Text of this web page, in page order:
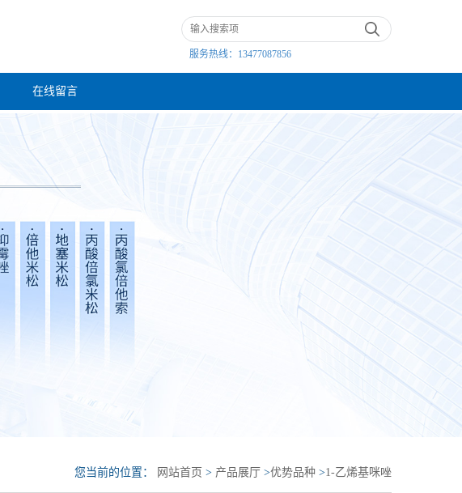
服务热线： 13477087856
在线留言
您当前的位置： 网站首页 > 产品展厅 >优势品种 >1-乙烯基咪唑